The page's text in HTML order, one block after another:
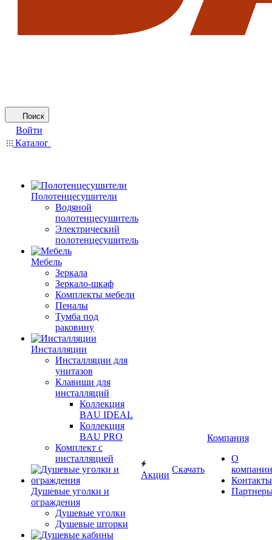
Поиск
Войти
Каталог
Полотенцесушители
Водяной
полотенцесушитель
Электрический
полотенцесушитель
Мебель
Зеркала
Зеркало-шкаф
Комплекты мебели
Пеналы
Тумба под
раковину
Инсталляции
Инсталляции для
унитазов
Клавиши для
инсталляций
Коллекция
BAU IDEAL
Коллекция
BAU PRO
Комплект с
инсталляцией
Душевые уголки и
ограждения
Душевые уголки
Душевые шторки
Акции
Скачать
Компания
О
компании
Контакты